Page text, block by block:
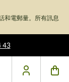
和電郵量。所有訊息
43